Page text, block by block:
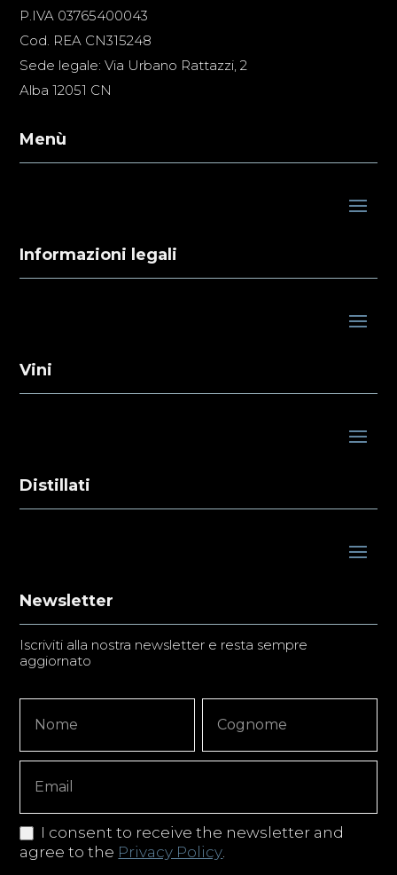
P.IVA 03765400043
Cod. REA CN315248
Sede legale: Via Urbano Rattazzi, 2
Alba 12051 CN
Menù
Informazioni legali
Vini
Distillati
Newsletter
Iscriviti alla nostra newsletter e resta sempre
aggiornato
Signup
Copy
I consent to receive the newsletter and
agree to the Privacy Policy